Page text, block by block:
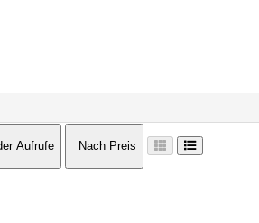
Aufrufe Nach Preis